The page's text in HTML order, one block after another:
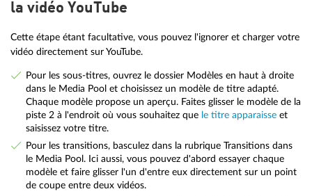
la vidéo YouTube
Cette étape étant facultative, vous pouvez l'ignorer et charger votre
vidéo directement sur YouTube.
Pour les sous-titres, ouvrez le dossier Modèles en haut à droite
dans le Media Pool et choisissez un modèle de titre adapté.
Chaque modèle propose un aperçu. Faites glisser le modèle de la
piste 2 à l'endroit où vous souhaitez que le titre apparaisseet
saisissez votre titre.
Pour les transitions, basculez dans la rubrique Transitions dans
le Media Pool. Ici aussi, vous pouvez d'abord essayer chaque
modèle et faire glisser l'un d'entre eux directement sur un point
de coupe entre deux vidéos.